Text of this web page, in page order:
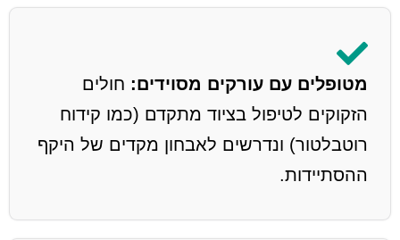
מטופלים עם עורקים מסוידים: חולים
הזקוקים לטיפול בציוד מתקדם (כמו קידוח
רוטבלטור) ונדרשים לאבחון מקדים של היקף
ההסתיידות.